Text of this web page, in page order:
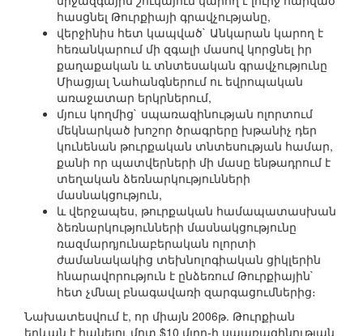
հասցնել Թուրքիայի գրավչությանը,
վերջինիս հետ կապված` Անկարան կարող է
հեռանկարում մի զգալի մասով կորցնել իր
քաղաքական և տնտեսական գրավչությունը
Միացյալ Նահանգներում ու եվրոպական
առաջատար երկրներում,
մյուս կողմից` սպառազինության ոլորտում
մեկնարկած խոշոր ծրագրերը խթանիչ դեր
կունենան թուրքական տնտեսության համար,
քանի որ պատվերների մի մասը ենթադրում է
տեղական ձեռնարկությունների
մասնակցություն,
և վերջապես, թուրքական համապատասխան
ձեռնարկությունների մասնակցությունը
ռազմարդյունաբերական ոլորտի
ժամանակակից տեխնոլոգիական ցիկլերին
հնարավորություն է ընձեռում Թուրքիային`
հետ չմնալ բնագավառի զարգացումներից։
Նախատեսվում է, որ միայն 2006թ. Թուրքիան
երևան է հանելու մոտ $10 մլրդ-ի սպառազինության